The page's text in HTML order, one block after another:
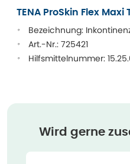
TENA ProSkin Flex
Bezeichnung:
Art.-Nr.: 725421
Hilfsmittelnummer:
Wird gerne